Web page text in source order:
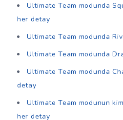
Ultimate Team modunda
her detay
Ultimate Team modunda
Ultimate Team modunda
Ultimate Team modunda
detay
Ultimate Team modunun
her detay